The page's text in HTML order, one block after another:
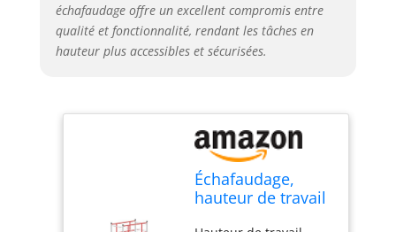
échafaudage offre un excellent compromis entre
qualité et fonctionnalité, rendant les tâches en
hauteur plus accessibles et sécurisées.
Échafaudage,
hauteur de travail